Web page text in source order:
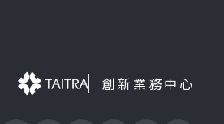
創新業務中心